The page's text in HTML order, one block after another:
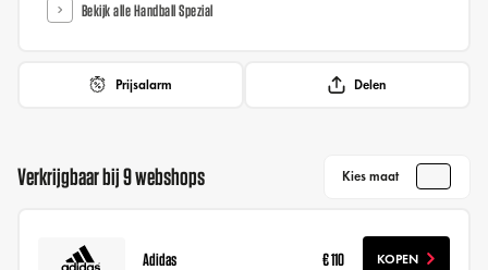
Bekijk alle Handball Spezial
Prijsalarm Delen
Verkrijgbaar bij 9 webshops Kies maat
Adidas € 110 KOPEN